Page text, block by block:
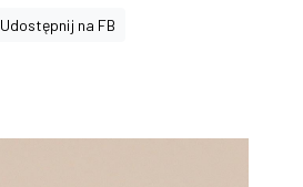
Udostępnij na FB